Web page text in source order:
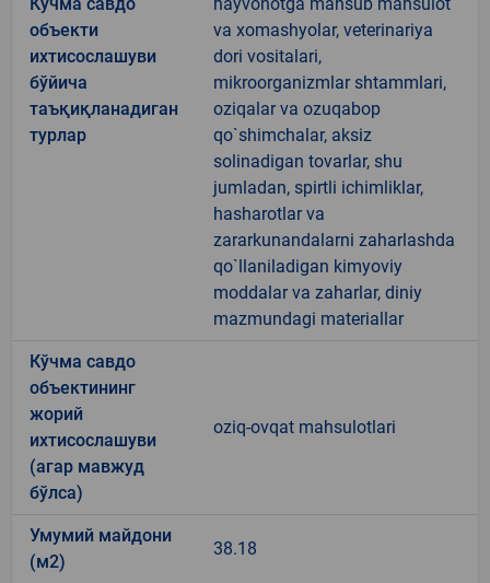
объекти
ихтисослашуви
бўйича
таъқиқланадиган
турлар
va xomashyolar, veterinariya
dori vositalari,
mikroorganizmlar shtammlari,
oziqalar va ozuqabop
qo`shimchalar, aksiz
solinadigan tovarlar, shu
jumladan, spirtli ichimliklar,
hasharotlar va
zararkunandalarni zaharlashda
qo`llaniladigan kimyoviy
moddalar va zaharlar, diniy
mazmundagi materiallar
Кўчма савдо
объектининг
жорий
ихтисослашуви
(агар мавжуд
бўлса)
oziq-ovqat mahsulotlari
Умумий майдони
(м2)
38.18